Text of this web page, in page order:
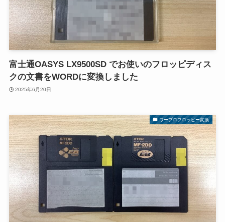
富士通OASYS LX9500SD でお使いのフロッピディス
クの文書をWORDに変換しました
2025年6月20日
ワープロフロッピー変換